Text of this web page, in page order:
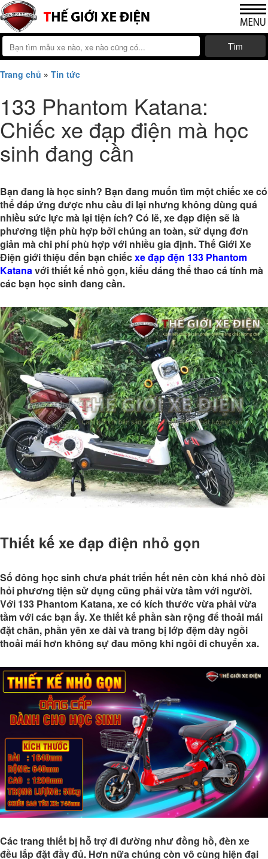
Tìm
Trang chủ » Tin tức
133 Phantom Katana:
Chiếc xe đạp điện mà học
sinh đang cần
Bạn đang là học sinh? Bạn đang muốn tìm một chiếc xe có
thể đáp ứng được nhu cầu đi lại nhưng không dùng quá
nhiều sức lực mà lại tiện ích? Có lẽ, xe đạp điện sẽ là
phương tiện phù hợp bởi chúng an toàn, sử dụng đơn
giản mà chi phí phù hợp với nhiều gia định. Thế Giới Xe
Điện giới thiệu đến bạn chiếcxe đạp đện 133 Phantom
Katana với thiết kế nhỏ gọn, kiểu dáng thể thao cá tính mà
các bạn học sinh đang cần.
Thiết kế xe đạp điện nhỏ gọn
Số đông học sinh chưa phát triển hết nên còn khá nhỏ đòi
hỏi phương tiện sử dụng cũng phải vừa tầm với người.
Với 133 Phantom Katana, xe có kích thước vừa phải vừa
tầm với các bạn ấy. Xe thiết kế phần sàn rộng để thoải mái
đặt chân, phần yên xe dài và trang bị lớp đệm dày ngồi
thoải mái hơn không sự đau mông khi ngồi di chuyển xa.
Các trang thiết bị hỗ trợ đi đường như đồng hồ, đèn xe
đều lắp đặt đầy đủ. Hơn nữa chúng còn vô cùng hiện đại